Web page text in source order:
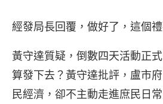
經發局長回覆，做好了，這個
黃守達質疑，倒數四天活動正
算發下去？黃守達批評，盧市
民經濟，卻不主動走進庶民日